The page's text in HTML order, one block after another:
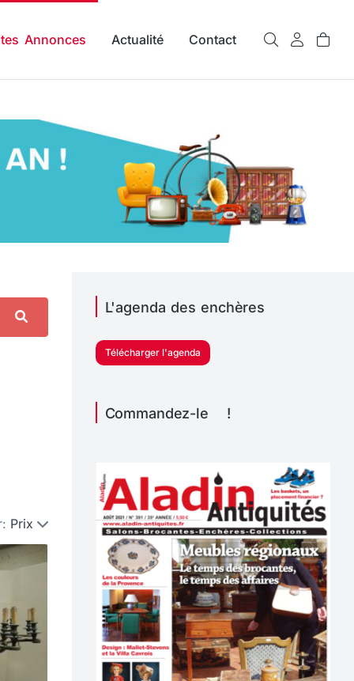
Annonces Actualité Contact
Prix
L'agenda des enchères
Télécharger l'agenda
Commandez-le !